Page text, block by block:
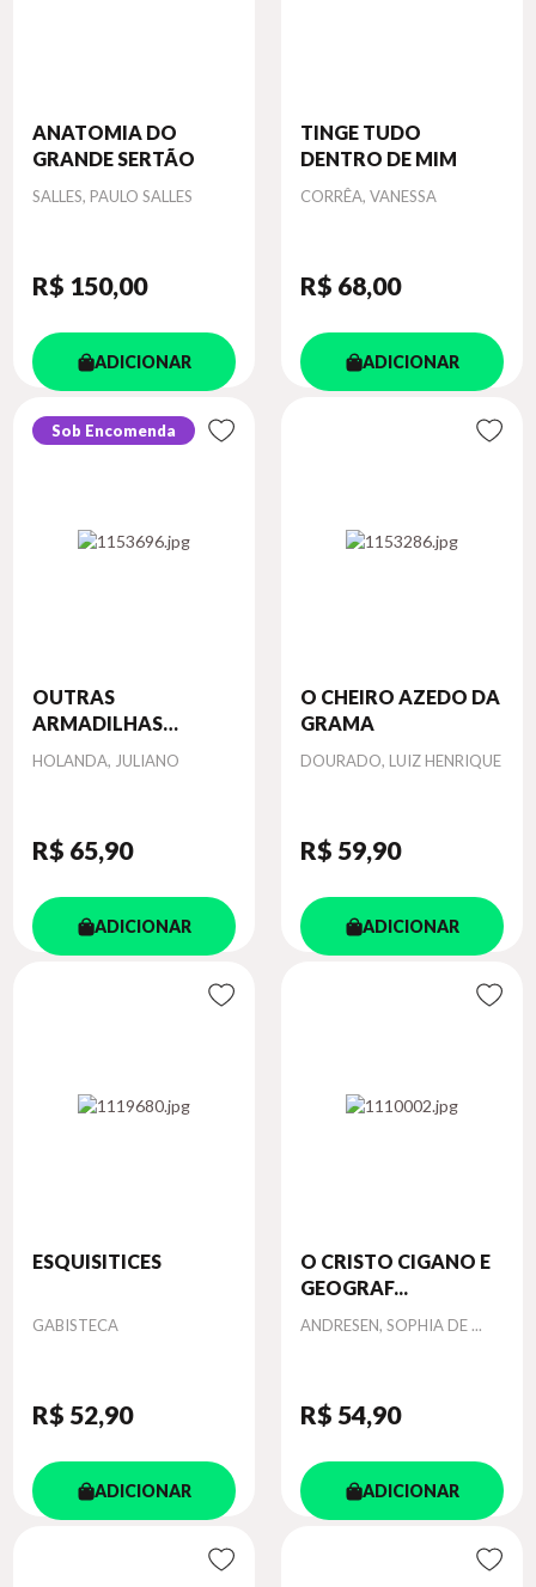
ANATOMIA DO
GRANDE SERTÃO
Autor
SALLES, PAULO SALLES
R$ 150,00
ADICIONAR
TINGE TUDO
DENTRO DE MIM
Autor
CORRÊA, VANESSA
R$ 68,00
ADICIONAR
Sob Encomenda
OUTRAS
ARMADILHAS
DESEJÁV...
Autor
HOLANDA, JULIANO
R$ 65,90
ADICIONAR
O CHEIRO AZEDO DA
GRAMA
Autor
DOURADO, LUIZ HENRIQUE
R$ 59,90
ADICIONAR
ESQUISITICES
Autor
GABISTECA
R$ 52,90
ADICIONAR
O CRISTO CIGANO E
GEOGRAF...
Autor
ANDRESEN, SOPHIA DE ...
R$ 54,90
ADICIONAR